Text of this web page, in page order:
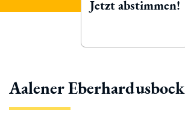
Aalener Eberhardusbock
Jetzt abstimmen!